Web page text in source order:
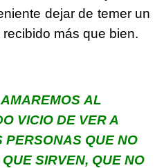
dejar de temer un
más que bien.
AL
VICIO DE VER A
PERSONAS QUE NO
SIRVEN, QUE NO